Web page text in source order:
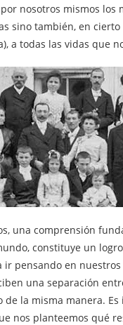
nosotros mismos los
sino también, en
a todas las vidas que
una comprensión
constituye un
pensando en
una separación
la misma manera.
nos planteemos qué